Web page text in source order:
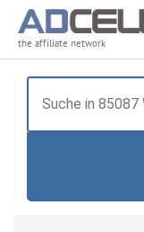
the affiliate network